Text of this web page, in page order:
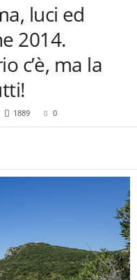
luci ed
2014.
c’è, ma la
1889 0